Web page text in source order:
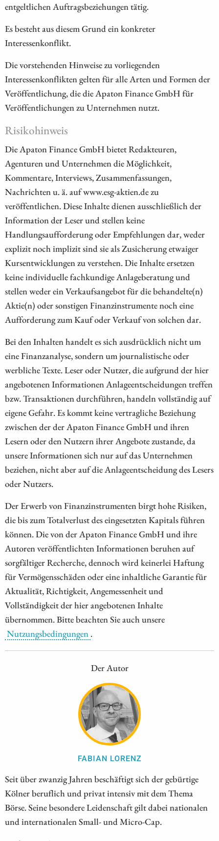
entgeltlichen Auftragsbeziehungen tätig.
Es besteht aus diesem Grund ein konkreter
Interessenkonflikt.
Die vorstehenden Hinweise zu vorliegenden
Interessenkonflikten gelten für alle Arten und Formen der
Veröffentlichung, die die Apaton Finance GmbH für
Veröffentlichungen zu Unternehmen nutzt.
Risikohinweis
Die Apaton Finance GmbH bietet Redakteuren,
Agenturen und Unternehmen die Möglichkeit,
Kommentare, Interviews, Zusammenfassungen,
Nachrichten u. ä. auf www.esg-aktien.de zu
veröffentlichen. Diese Inhalte dienen ausschließlich der
Information der Leser und stellen keine
Handlungsaufforderung oder Empfehlungen dar, weder
explizit noch implizit sind sie als Zusicherung etwaiger
Kursentwicklungen zu verstehen. Die Inhalte ersetzen
keine individuelle fachkundige Anlageberatung und
stellen weder ein Verkaufsangebot für die behandelte(n)
Aktie(n) oder sonstigen Finanzinstrumente noch eine
Aufforderung zum Kauf oder Verkauf von solchen dar.
Bei den Inhalten handelt es sich ausdrücklich nicht um
eine Finanzanalyse, sondern um journalistische oder
werbliche Texte. Leser oder Nutzer, die aufgrund der hier
angebotenen Informationen Anlageentscheidungen treffen
bzw. Transaktionen durchführen, handeln vollständig auf
eigene Gefahr. Es kommt keine vertragliche Beziehung
zwischen der der Apaton Finance GmbH und ihren
Lesern oder den Nutzern ihrer Angebote zustande, da
unsere Informationen sich nur auf das Unternehmen
beziehen, nicht aber auf die Anlageentscheidung des Lesers
oder Nutzers.
Der Erwerb von Finanzinstrumenten birgt hohe Risiken,
die bis zum Totalverlust des eingesetzten Kapitals führen
können. Die von der Apaton Finance GmbH und ihre
Autoren veröffentlichten Informationen beruhen auf
sorgfältiger Recherche, dennoch wird keinerlei Haftung
für Vermögensschäden oder eine inhaltliche Garantie für
Aktualität, Richtigkeit, Angemessenheit und
Vollständigkeit der hier angebotenen Inhalte
übernommen. Bitte beachten Sie auch unsere
Nutzungsbedingungen .
Der Autor
FABIAN LORENZ
Seit über zwanzig Jahren beschäftigt sich der gebürtige
Kölner beruflich und privat intensiv mit dem Thema
Börse. Seine besondere Leidenschaft gilt dabei nationalen
und internationalen Small- und Micro-Cap.